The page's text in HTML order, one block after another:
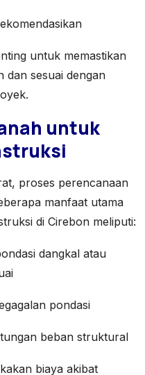
untuk memastikan
dan sesuai dengan
untuk
proses perencanaan
manfaat utama
di Cirebon meliputi:
dangkal atau
pondasi
beban struktural
biaya akibat